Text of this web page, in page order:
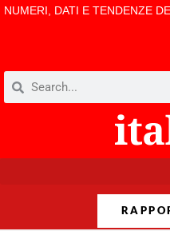
NUMERI, DATI E TENDENZE